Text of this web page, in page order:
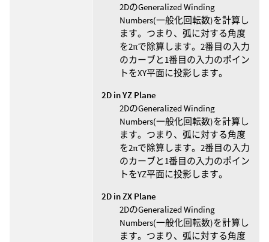
2DのGeneralized Winding
Numbers(一般化回転数)を計算し
ます。つまり、弧に対する角度
を2πで除算します。2番目の入力
のカーブと1番目の入力のポイン
トをXY平面に投影します。
2D in YZ Plane
2DのGeneralized Winding
Numbers(一般化回転数)を計算し
ます。つまり、弧に対する角度
を2πで除算します。2番目の入力
のカーブと1番目の入力のポイン
トをYZ平面に投影します。
2D in ZX Plane
2DのGeneralized Winding
Numbers(一般化回転数)を計算し
ます。つまり、弧に対する角度